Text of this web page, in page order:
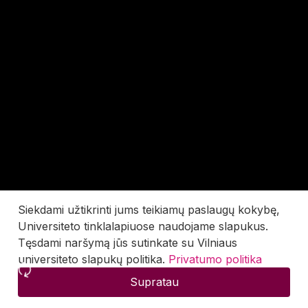
Siekdami užtikrinti jums teikiamų paslaugų kokybę,
Universiteto tinklalapiuose naudojame slapukus.
Tęsdami naršymą jūs sutinkate su Vilniaus
universiteto slapukų politika. Privatumo politika
Supratau